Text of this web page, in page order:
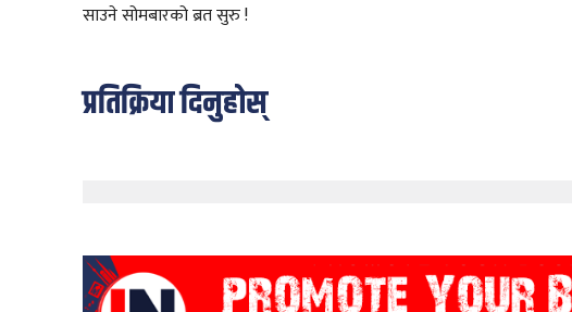
साउने सोमबारको ब्रत सुरु !
प्रतिक्रिया दिनुहोस्